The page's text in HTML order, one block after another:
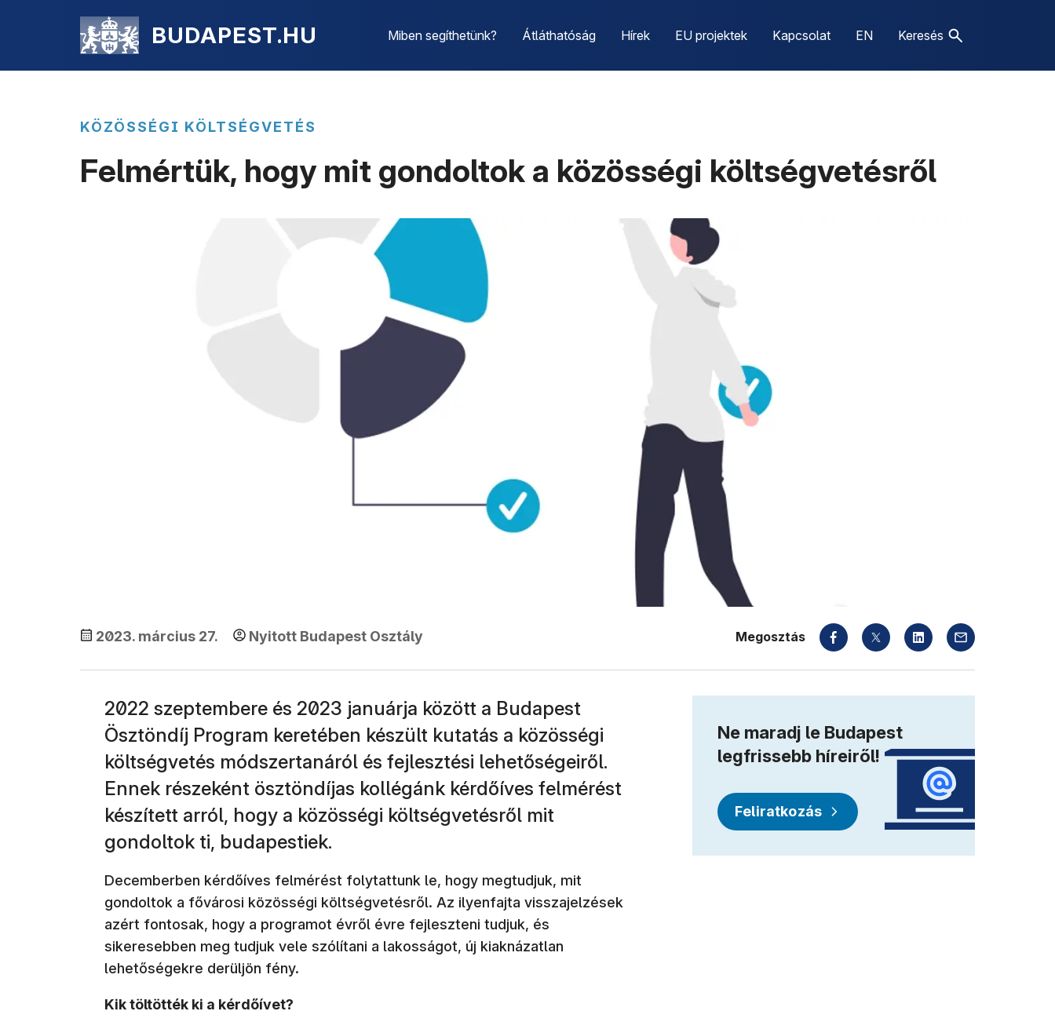
BUDAPEST.HU Miben segíthetünk? Átláthatóság Hírek EU projektek Kapcsolat EN Keresés
KÖZÖSSÉGI KÖLTSÉGVETÉS
Felmértük, hogy mit gondoltok a közösségi költségvetésről
2023. március 27. Nyitott Budapest Osztály Megosztás
2022 szeptembere és 2023 januárja között a Budapest
Ösztöndíj Program keretében készült kutatás a közösségi
költségvetés módszertanáról és fejlesztési lehetőségeiről.
Ennek részeként ösztöndíjas kollégánk kérdőíves felmérést
készített arról, hogy a közösségi költségvetésről mit
gondoltok ti, budapestiek.
Decemberben kérdőíves felmérést folytattunk le, hogy megtudjuk, mit
gondoltok a fővárosi közösségi költségvetésről. Az ilyenfajta visszajelzések
azért fontosak, hogy a programot évről évre fejleszteni tudjuk, és
sikeresebben meg tudjuk vele szólítani a lakosságot, új kiaknázatlan
lehetőségekre derüljön fény.
Kik töltötték ki a kérdőívet?
Ne maradj le Budapest
legfrissebb híreiről!
Feliratkozás